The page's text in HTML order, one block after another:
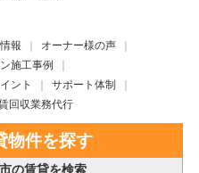
報
オーナー様の声
施工事例
ント
サポート体制
回収業務代行
物件を探す
の賃貸を検索